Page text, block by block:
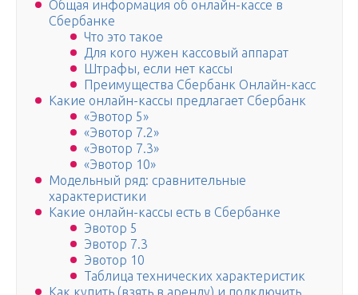
Общая информация об онлайн-кассе в
Сбербанке
Что это такое
Для кого нужен кассовый аппарат
Штрафы, если нет кассы
Преимущества Сбербанк Онлайн-касс
Какие онлайн-кассы предлагает Сбербанк
«Эвотор 5»
«Эвотор 7.2»
«Эвотор 7.3»
«Эвотор 10»
Модельный ряд: сравнительные
характеристики
Какие онлайн-кассы есть в Сбербанке
Эвотор 5
Эвотор 7.3
Эвотор 10
Таблица технических характеристик
Как купить (взять в аренду) и подключить